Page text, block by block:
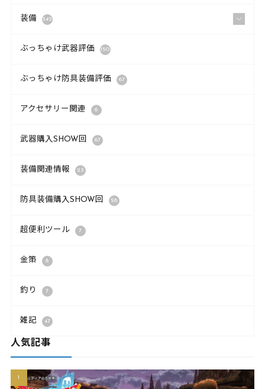
装備 342
ぶっちゃけ武器評価 150
ぶっちゃけ防具装備評価 67
アクセサリー関連 6
武器購入SHOW回 67
装備関連情報 23
防具装備購入SHOW回 28
超便利ツール 7
金策 8
釣り 7
雑記 47
人気記事